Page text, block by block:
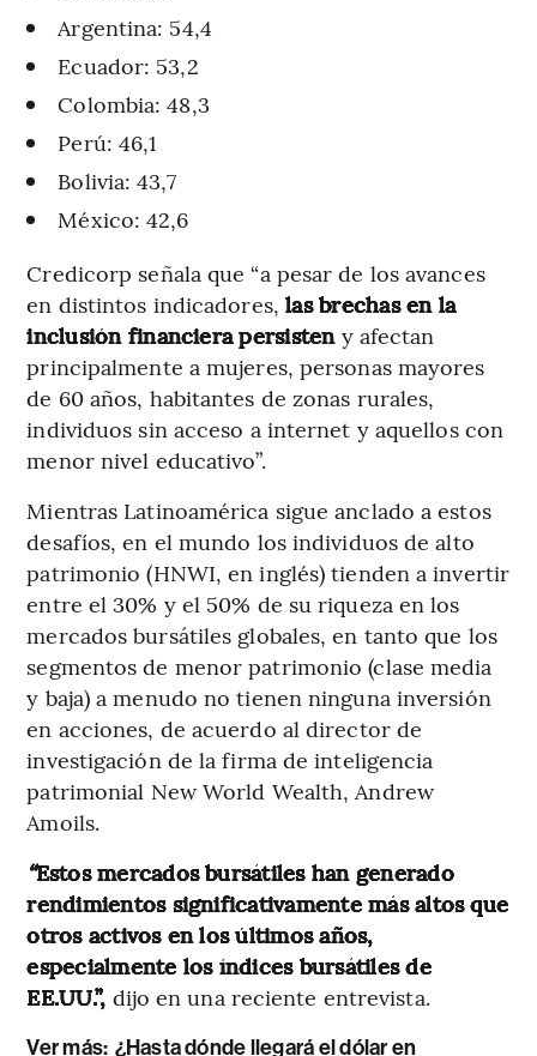
Argentina: 54,4
Ecuador: 53,2
Colombia: 48,3
Perú: 46,1
Bolivia: 43,7
México: 42,6
Credicorp señala que “a pesar de los avances
en distintos indicadores, las brechas en la
inclusión financiera persisteny afectan
principalmente a mujeres, personas mayores
de 60 años, habitantes de zonas rurales,
individuos sin acceso a internet y aquellos con
menor nivel educativo”.
Mientras Latinoamérica sigue anclado a estos
desafíos, en el mundo los individuos de alto
patrimonio (HNWI, en inglés) tienden a invertir
entre el 30% y el 50% de su riqueza en los
mercados bursátiles globales, en tanto que los
segmentos de menor patrimonio (clase media
y baja) a menudo no tienen ninguna inversión
en acciones, de acuerdo al director de
investigación de la firma de inteligencia
patrimonial New World Wealth, Andrew
Amoils.
“Estos mercados bursátiles han generado
rendimientos significativamente más altos que
otros activos en los últimos años,
especialmente los índices bursátiles de
EE.UU.”, dijo en una reciente entrevista.
Ver más: ¿Hasta dónde llegará el dólar en